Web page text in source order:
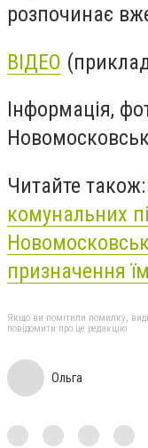
розпочинає
ВІДЕО
Інформація,
Читайте також:
комунальних
призначення
Якщо ви помітили помилку,
повідомити про це редакцію
Ольга